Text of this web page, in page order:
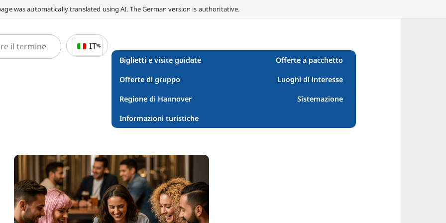
was automatically translated using AI. The German version is authoritative.
IT
Biglietti e visite guidate Offerte a pacchetto
Offerte di gruppo Luoghi di interesse
Regione di Hannover Sistemazione
Informazioni turistiche